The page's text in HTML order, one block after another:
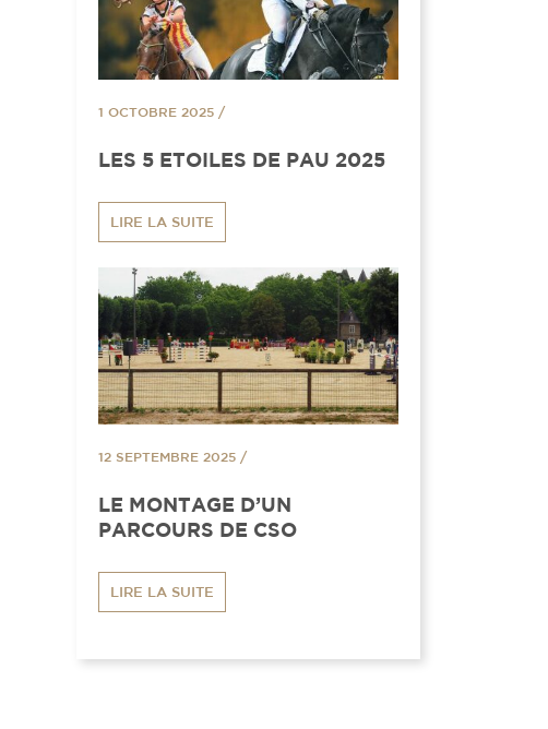
1 OCTOBRE 2025 /
LES 5 ETOILES DE PAU 2025
LIRE LA SUITE
12 SEPTEMBRE 2025 /
LE MONTAGE D’UN
PARCOURS DE CSO
LIRE LA SUITE